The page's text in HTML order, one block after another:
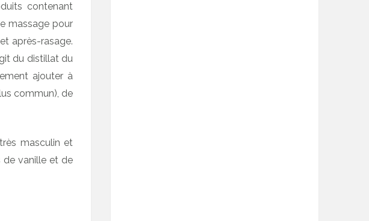
contenant
massage pour
après-rasage.
du distillat du
ajouter à
commun), de
masculin et
de vanille et de